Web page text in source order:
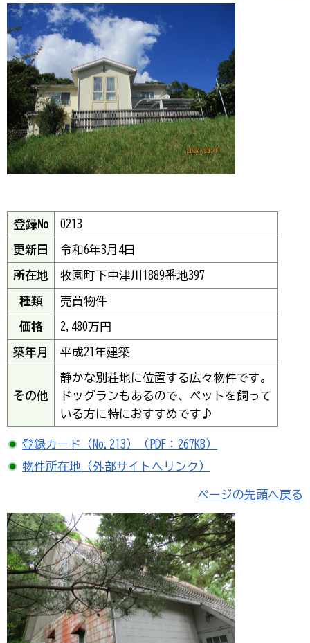
登録No 0213
更新日 令和6年3月4日
所在地 牧園町下中津川1889番地397
種類 売買物件
価格 2,480万円
築年月 平成21年建築
その他
静かな別荘地に位置する広々物件です。
ドッグランもあるので、ペットを飼って
いる方に特におすすめです♪
登録カード（No.213）（PDF：267KB）
物件所在地（外部サイトへリンク）
ページの先頭へ戻る